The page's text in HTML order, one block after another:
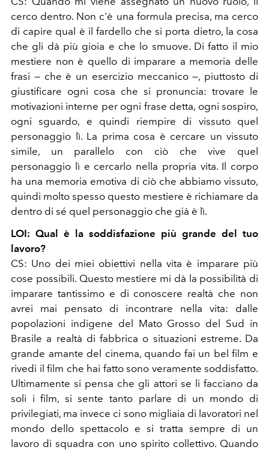
cerco dentro. Non c'è una formula precisa, ma cerco
di capire qual è il fardello che si porta dietro, la cosa
che gli dà più gioia e che lo smuove. Di fatto il mio
mestiere non è quello di imparare a memoria delle
frasi — che è un esercizio meccanico —, piuttosto di
giustificare ogni cosa che si pronuncia: trovare le
motivazioni interne per ogni frase detta, ogni sospiro,
ogni sguardo, e quindi riempire di vissuto quel
personaggio lì. La prima cosa è cercare un vissuto
simile, un parallelo con ciò che vive quel
personaggio lì e cercarlo nella propria vita. Il corpo
ha una memoria emotiva di ciò che abbiamo vissuto,
quindi molto spesso questo mestiere è richiamare da
dentro di sé quel personaggio che già è lì.
LOI: Qual è la soddisfazione più grande del tuo
lavoro?
CS: Uno dei miei obiettivi nella vita è imparare più
cose possibili. Questo mestiere mi dà la possibilità di
imparare tantissimo e di conoscere realtà che non
avrei mai pensato di incontrare nella vita: dalle
popolazioni indigene del Mato Grosso del Sud in
Brasile a realtà di fabbrica o situazioni estreme. Da
grande amante del cinema, quando fai un bel film e
rivedi il film che hai fatto sono veramente soddisfatto.
Ultimamente si pensa che gli attori se li facciano da
soli i film, si sente tanto parlare di un mondo di
privilegiati, ma invece ci sono migliaia di lavoratori nel
mondo dello spettacolo e si tratta sempre di un
lavoro di squadra con uno spirito collettivo. Quando